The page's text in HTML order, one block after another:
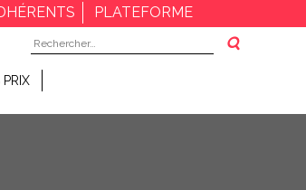
PLATEFORME
Rechercher :
PRIX